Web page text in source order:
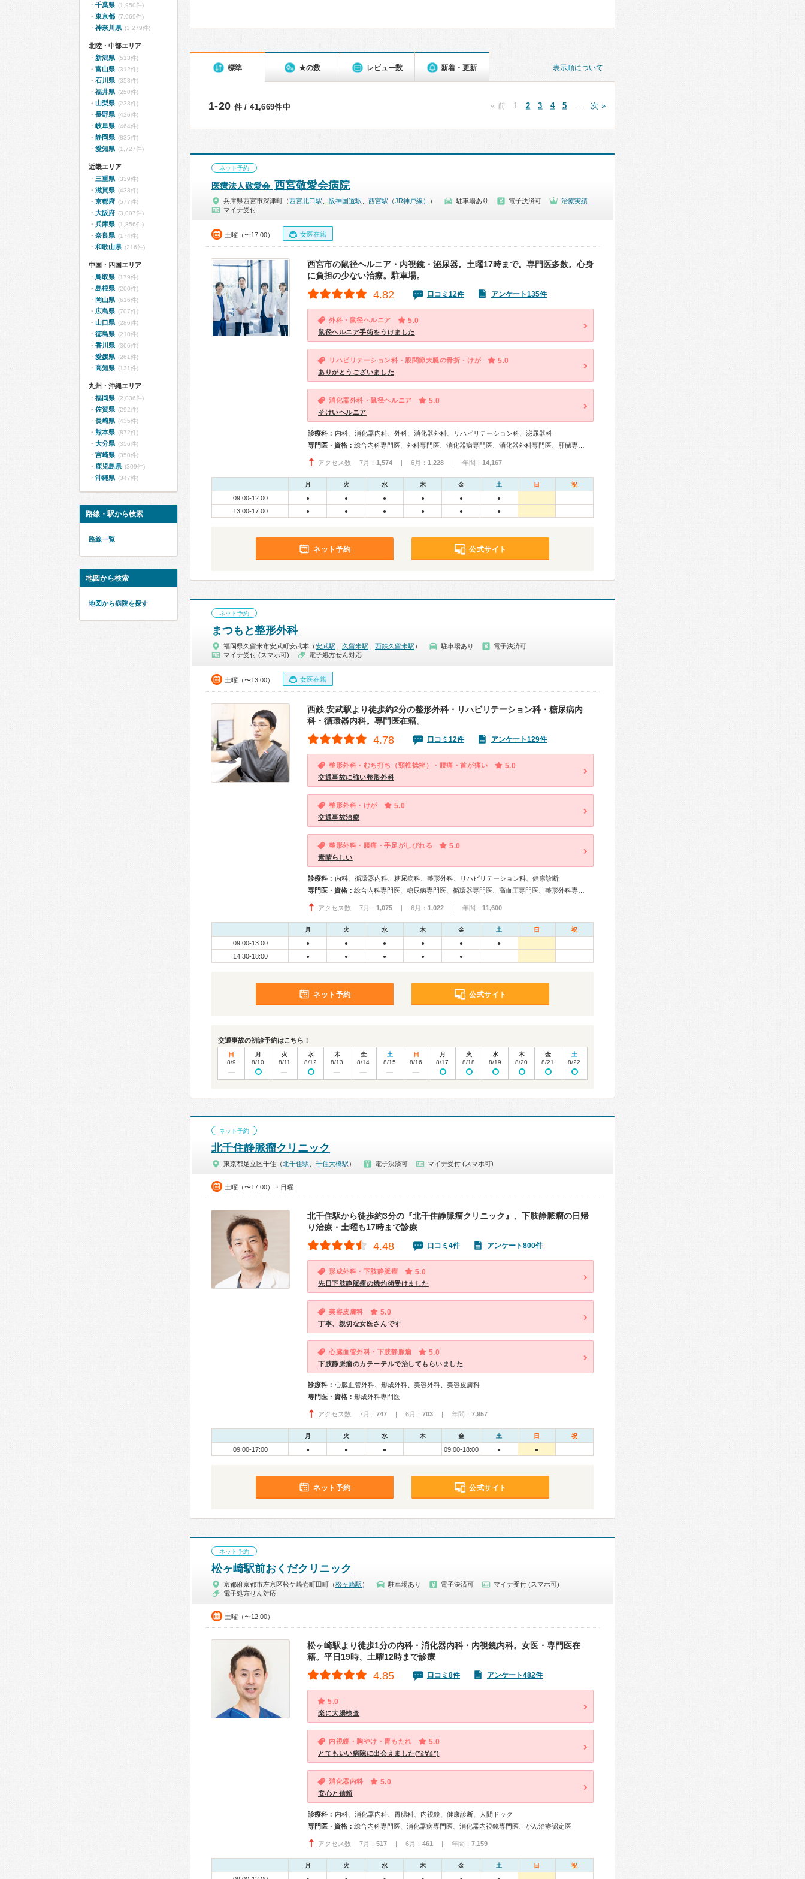
表示順について
標準 ★の数 レビュー数 新着・更新
1-20 件 / 41,669件中 « 前 1 2 3 4 5 次 »
ネット予約
医療法人敬愛会 西宮敬愛会病院
兵庫県西宮市深津町（西宮北口駅 阪神国道駅 西宮駅（JR神戸線） ） 駐車場あり 電子決済可
治療実績
マイナ受付
土曜（〜17:00） 女医在籍
西宮市の鼠径ヘルニア・内視鏡・泌尿器。土曜17時まで。専門医多数。心身
に負担の少ない治療。駐車場。
4.82 口コミ12件 アンケート135件
外科・鼠径ヘルニア 5.0
鼠径ヘルニア手術をうけました
リハビリテーション科・股関節大腿の骨折・けが 5.0
ありがとうございました
消化器外科・鼠径ヘルニア 5.0
そけいヘルニア
診療科： 内科、消化器内科、外科、消化器外科、リハビリテーション科、泌尿器科
専門医・資格：
アクセス数 7月： 1,574 | 6月： 1,228 | 年間： 14,167
月 火 水 木 金 土 日 祝
09:00-12:00 ● ● ● ● ● ●
13:00-17:00 ● ● ● ● ● ●
ネット予約 公式サイト
ネット予約
まつもと整形外科
福岡県久留米市安武町安武本（安武駅 久留米駅 西鉄久留米駅 ） 駐車場あり
電子決済可
マイナ受付 (スマホ可)
電子処方せん対応
土曜（〜13:00） 女医在籍
西鉄 安武駅より徒歩約2分の整形外科・リハビリテーション科・糖尿病内
科・循環器内科。専門医在籍。
4.78 口コミ12件 アンケート129件
整形外科・むち打ち（頸椎捻挫）・腰痛・首が痛い 5.0
交通事故に強い整形外科
整形外科・けが 5.0
交通事故治療
整形外科・腰痛・手足がしびれる 5.0
素晴らしい
診療科： 内科、循環器内科、糖尿病科、整形外科、リハビリテーション科、健康診断
専門医・資格：
アクセス数 7月： 1,075 | 6月： 1,022 | 年間： 11,600
月 火 水 木 金 土 日 祝
09:00-13:00 ● ● ● ● ● ●
14:30-18:00 ● ● ● ● ●
ネット予約 公式サイト
交通事故の初診予約はこちら！
日
8/9
月
8/10
火
8/11
水
8/12
木
8/13
金
8/14
土
8/15
日
8/16
月
8/17
火
8/18
水
8/19
木
8/20
金
8/21
土
8/22
ネット予約
北千住静脈瘤クリニック
東京都足立区千住（北千住駅 千住大橋駅 ） 電子決済可 マイナ受付 (スマホ可)
土曜（〜17:00）・日曜
北千住駅から徒歩約3分の『北千住静脈瘤クリニック』、下肢静脈瘤の日帰
り治療・土曜も17時まで診療
4.48 口コミ4件 アンケート800件
形成外科・下肢静脈瘤 5.0
先日下肢静脈瘤の焼灼術受けました
美容皮膚科 5.0
丁寧、親切な女医さんです
心臓血管外科・下肢静脈瘤 5.0
下肢静脈瘤のカテーテルで治してもらいました
診療科： 心臓血管外科、形成外科、美容外科、美容皮膚科
専門医・資格： 形成外科専門医
アクセス数 7月： 747 | 6月： 703 | 年間： 7,957
月 火 水 木 金 土 日 祝
09:00-17:00 ● ● ● 09:00-18:00 ● ●
ネット予約 公式サイト
ネット予約
松ヶ崎駅前おくだクリニック
京都府京都市左京区松ケ崎壱町田町（松ヶ崎駅 ） 駐車場あり 電子決済可
マイナ受付 (スマホ可)
電子処方せん対応
土曜（〜12:00）
松ヶ崎駅より徒歩1分の内科・消化器内科・内視鏡内科。女医・専門医在
籍。平日19時、土曜12時まで診療
4.85 口コミ8件 アンケート482件
5.0
楽に大腸検査
内視鏡・胸やけ・胃もたれ 5.0
とてもいい病院に出会えました(*≧∀≦*)
消化器内科 5.0
安心と信頼
診療科： 内科、消化器内科、胃腸科、内視鏡、健康診断、人間ドック
専門医・資格： 総合内科専門医、消化器病専門医、消化器内視鏡専門医、がん治療認定医
アクセス数 7月： 517 | 6月： 461 | 年間： 7,159
月 火 水 木 金 土 日 祝
千葉県 (1,950件)
東京都 (7,969件)
神奈川県 (3,279件)
北陸・中部エリア
新潟県 (513件)
富山県 (312件)
石川県 (353件)
福井県 (250件)
山梨県 (233件)
長野県 (426件)
岐阜県 (464件)
静岡県 (835件)
愛知県 (1,727件)
近畿エリア
三重県 (339件)
滋賀県 (438件)
京都府 (577件)
大阪府 (3,007件)
兵庫県 (1,356件)
奈良県 (174件)
和歌山県 (216件)
中国・四国エリア
鳥取県 (179件)
島根県 (200件)
岡山県 (616件)
広島県 (707件)
山口県 (286件)
徳島県 (210件)
香川県 (366件)
愛媛県 (261件)
高知県 (131件)
九州・沖縄エリア
福岡県 (2,036件)
佐賀県 (292件)
長崎県 (435件)
熊本県 (872件)
大分県 (356件)
宮崎県 (350件)
鹿児島県 (309件)
沖縄県 (347件)
路線・駅から検索
路線一覧
地図から検索
地図から病院を探す